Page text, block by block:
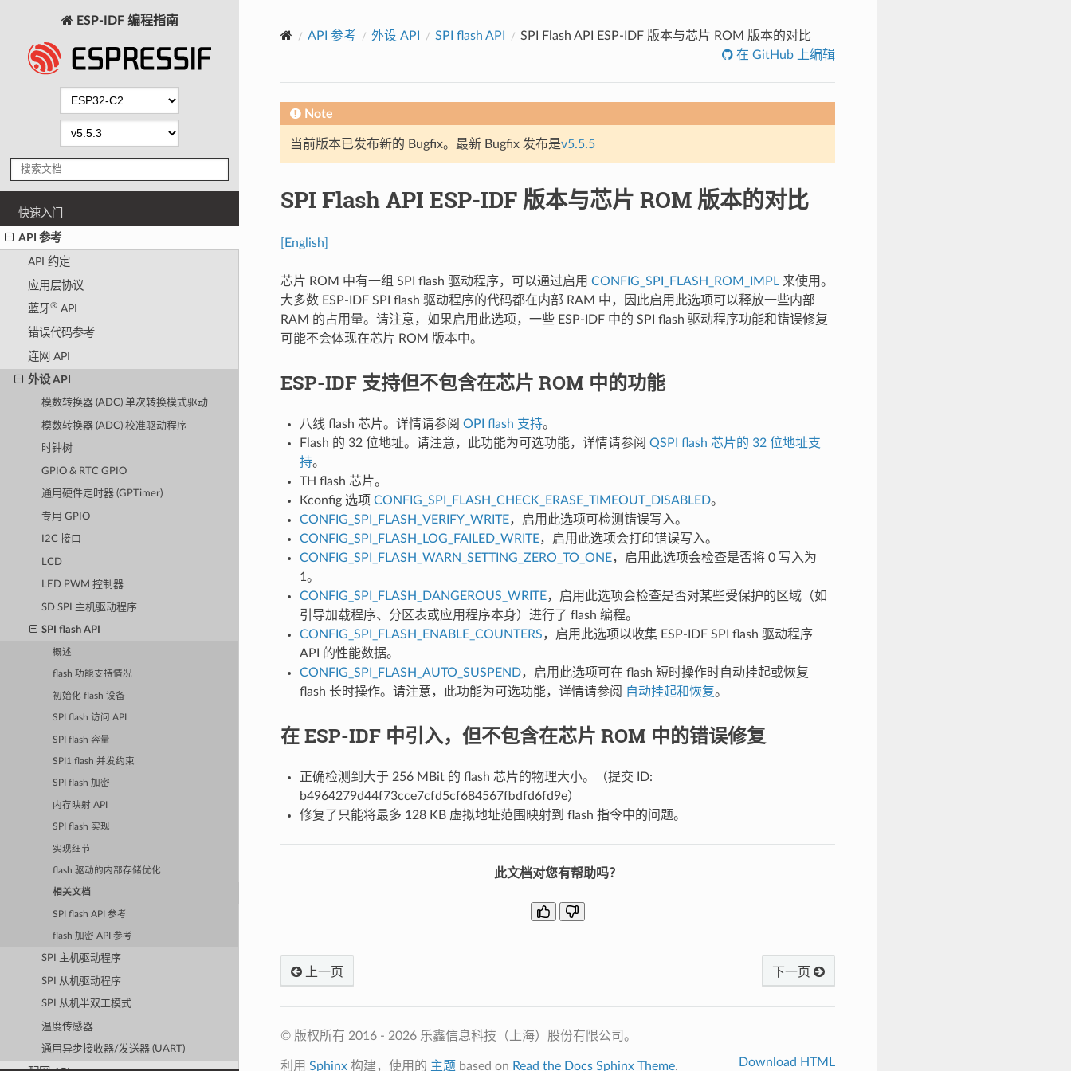
ESP-IDF 编程指南
快速入门
API 参考
API 约定
应用层协议
蓝牙®API
错误代码参考
连网 API
外设 API
模数转换器 (ADC) 单次转换模式驱动
模数转换器 (ADC) 校准驱动程序
时钟树
GPIO & RTC GPIO
通用硬件定时器 (GPTimer)
专用 GPIO
I2C 接口
LCD
LED PWM 控制器
SD SPI 主机驱动程序
SPI flash API
概述
flash 功能支持情况
初始化 flash 设备
SPI flash 访问 API
SPI flash 容量
SPI1 flash 并发约束
SPI flash 加密
内存映射 API
SPI flash 实现
实现细节
flash 驱动的内部存储优化
相关文档
SPI flash API 参考
flash 加密 API 参考
SPI 主机驱动程序
SPI 从机驱动程序
SPI 从机半双工模式
温度传感器
通用异步接收器/发送器 (UART)
API 参考 外设 API SPI flash API
SPI Flash API ESP-IDF 版本与芯片 ROM 版本的对比
在 GitHub 上编辑
Note
当前版本已发布新的 Bugfix。最新 Bugfix 发布是v5.5.5
SPI Flash API ESP-IDF 版本与芯片 ROM 版本的对比
[English]
芯片 ROM 中有一组 SPI flash 驱动程序，可以通过启用 CONFIG_SPI_FLASH_ROM_IMPL来使用。
大多数 ESP-IDF SPI flash 驱动程序的代码都在内部 RAM 中，因此启用此选项可以释放一些内部
RAM 的占用量。请注意，如果启用此选项，一些 ESP-IDF 中的 SPI flash 驱动程序功能和错误修复
可能不会体现在芯片 ROM 版本中。
ESP-IDF 支持但不包含在芯片 ROM 中的功能
八线 flash 芯片。详情请参阅 OPI flash 支持。
Flash 的 32 位地址。请注意，此功能为可选功能，详情请参阅 QSPI flash 芯片的 32 位地址支
持。
TH flash 芯片。
Kconfig 选项 CONFIG_SPI_FLASH_CHECK_ERASE_TIMEOUT_DISABLED。
CONFIG_SPI_FLASH_VERIFY_WRITE，启用此选项可检测错误写入。
CONFIG_SPI_FLASH_LOG_FAILED_WRITE，启用此选项会打印错误写入。
CONFIG_SPI_FLASH_WARN_SETTING_ZERO_TO_ONE，启用此选项会检查是否将 0 写入为
1。
CONFIG_SPI_FLASH_DANGEROUS_WRITE，启用此选项会检查是否对某些受保护的区域（如
引导加载程序、分区表或应用程序本身）进行了 flash 编程。
CONFIG_SPI_FLASH_ENABLE_COUNTERS，启用此选项以收集 ESP-IDF SPI flash 驱动程序
API 的性能数据。
CONFIG_SPI_FLASH_AUTO_SUSPEND，启用此选项可在 flash 短时操作时自动挂起或恢复
flash 长时操作。请注意，此功能为可选功能，详情请参阅
自动挂起和恢复。
在 ESP-IDF 中引入，但不包含在芯片 ROM 中的错误修复
正确检测到大于 256 MBit 的 flash 芯片的物理大小。（提交 ID:
b4964279d44f73cce7cfd5cf684567fbdfd6fd9e）
修复了只能将最多 128 KB 虚拟地址范围映射到 flash 指令中的问题。
此文档对您有帮助吗？
上一页 下一页
© 版权所有 2016 - 2026 乐鑫信息科技（上海）股份有限公司。
利用 Sphinx构建，使用的 主题 based on Read the Docs Sphinx Theme. Download HTML